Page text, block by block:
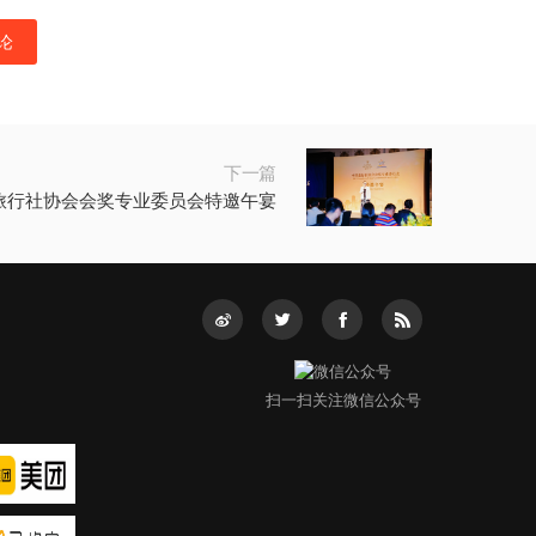
下一篇
社协会会奖专业委员会特邀午宴
扫一扫关注微信公众号